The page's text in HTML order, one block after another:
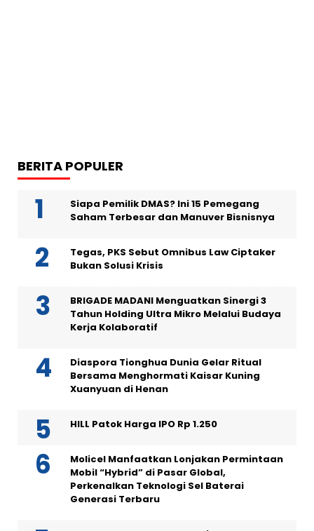
BERITA POPULER
Siapa Pemilik DMAS? Ini 15 Pemegang
Saham Terbesar dan Manuver Bisnisnya
Tegas, PKS Sebut Omnibus Law Ciptaker
Bukan Solusi Krisis
BRIGADE MADANI Menguatkan Sinergi 3
Tahun Holding Ultra Mikro Melalui Budaya
Kerja Kolaboratif
Diaspora Tionghua Dunia Gelar Ritual
Bersama Menghormati Kaisar Kuning
Xuanyuan di Henan
HILL Patok Harga IPO Rp 1.250
Molicel Manfaatkan Lonjakan Permintaan
Mobil “Hybrid” di Pasar Global,
Perkenalkan Teknologi Sel Baterai
Generasi Terbaru